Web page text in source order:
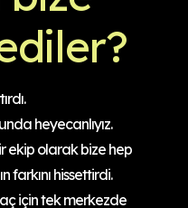
heyecanlıyız.
ekip olarak bize hep
farkını hissettirdi.
için tek merkezde